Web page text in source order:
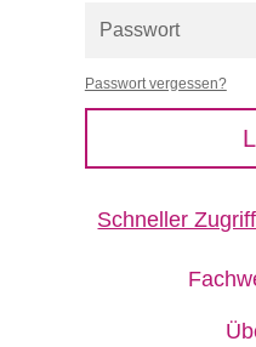
Passwort vergessen?
Schneller